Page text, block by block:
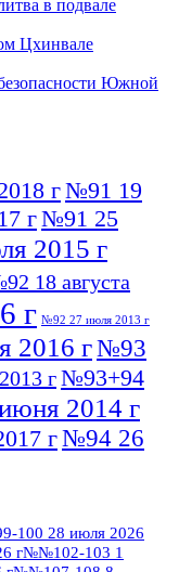
в подвале
Цхинвале
Южной
г№91 19
г№91 25
2015 г
18 августа
г №92 27 июля 2013 г
2016 г№93
г№93+94
2014 г
г№94 26
3 августа
9 августа
100 28 июля 2026
г№№102-103 1